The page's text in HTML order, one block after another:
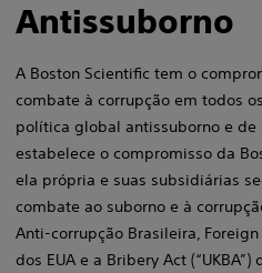
Antissuborno
A Boston Scientific tem o
combate à corrupção em todos
política global antissuborno e de
estabelece o compromisso da
ela própria e suas subsidiárias
combate ao suborno e à
Anti-corrupção Brasileira, Foreign
dos EUA e a Bribery Act (“UKBA”)